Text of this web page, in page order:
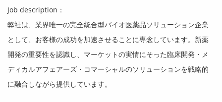
Job description：
弊社は、業界唯一の完全統合型バイオ医薬品ソリューション企業
として、お客様の成功を加速させることに専念しています。新薬
開発の重要性を認識し、マーケットの実情にそった臨床開発・メ
ディカルアフェアーズ・コマーシャルのソリューションを戦略的
に融合しながら提供しています。